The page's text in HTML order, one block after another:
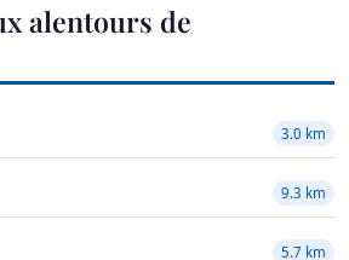
alentours de
3.0 km
9.3 km
5.7 km